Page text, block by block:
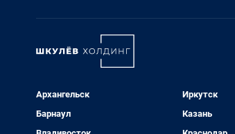
Архангельск
Барнаул
Иркутск
Казань